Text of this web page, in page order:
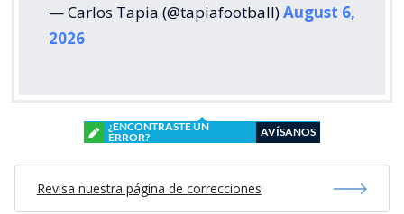
— Carlos Tapia (@tapiafootball)August 6,
2026
¿ENCONTRASTE UN
ERROR?
AVÍSANOS
Revisa nuestra página de correcciones